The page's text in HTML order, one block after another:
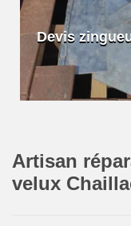
Devis
Artisan
velux